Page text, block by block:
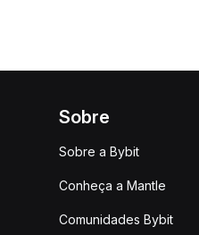
Sobre
Sobre a Bybit
Conheça a Mantle
Comunidades Bybit